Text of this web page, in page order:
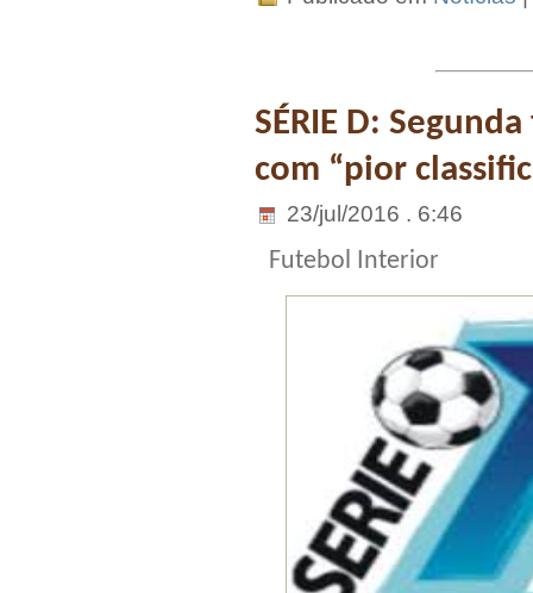
SÉRIE D:
com “pior
23/jul/2016 . 6:46
Futebol Interior